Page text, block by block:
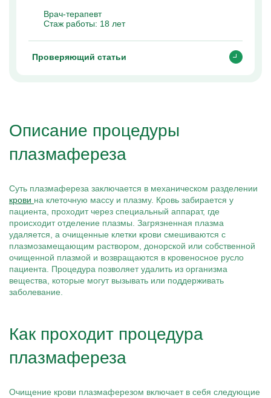
Врач-терапевт
Стаж работы: 18 лет
Проверяющий статьи
Описание процедуры
плазмафереза
Суть плазмафереза заключается в механическом разделении
крови на клеточную массу и плазму. Кровь забирается у
пациента, проходит через специальный аппарат, где
происходит отделение плазмы. Загрязненная плазма
удаляется, а очищенные клетки крови смешиваются с
плазмозамещающим раствором, донорской или собственной
очищенной плазмой и возвращаются в кровеносное русло
пациента. Процедура позволяет удалить из организма
вещества, которые могут вызывать или поддерживать
заболевание.
Как проходит процедура
плазмафереза
Очищение крови плазмаферезом включает в себя следующие